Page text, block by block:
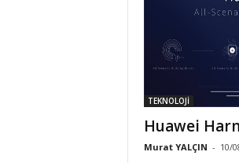
TEKNOLOJİ
Huawei
Murat YALÇIN - 10/